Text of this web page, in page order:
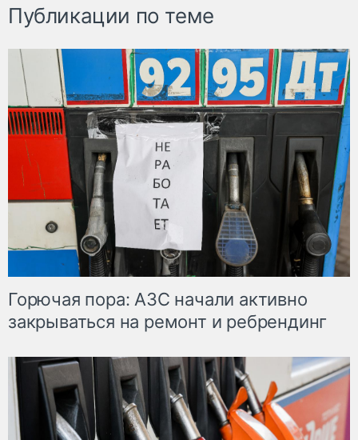
Публикации по теме
Горючая пора: АЗС начали активно
закрываться на ремонт и ребрендинг